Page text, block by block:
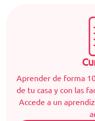
Aprender de forma
de tu casa y con las
Accede a un